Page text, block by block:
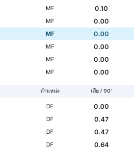
MF
0.10
MF
0.00
MF
0.00
MF
0.00
MF
0.00
MF 0.00
ตำแหน่ง เสีย / 90'
DF
0.00
DF
0.47
DF
0.47
DF
0.64